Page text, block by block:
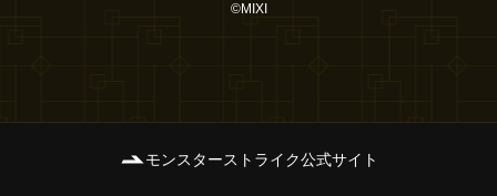
©MIXI
モンスターストライク公式サイト